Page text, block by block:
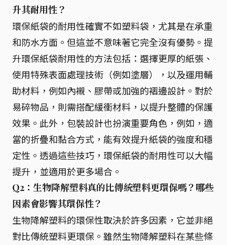
升其耐用性？
環保紙袋的耐用性確實不如塑料袋，尤其是在承重
和防水方面。但這並不意味著它完全沒有優勢。提
升環保紙袋耐用性的方法包括：選擇更厚的紙張、
使用特殊表面處理技術（例如塗層），以及運用輔
助材料，例如內襯、膠帶或加強的褶邊設計。對於
易碎物品，則需搭配緩衝材料，以提升整體的保護
效果。此外，包裝設計也扮演重要角色，例如，適
當的折疊和黏合方式，能有效提升紙袋的強度和穩
定性。透過這些技巧，環保紙袋的耐用性可以大幅
提升，並適用於更多場合。
Q2：生物降解塑料真的比傳統塑料更環保嗎？哪些
因素會影響其環保性？
生物降解塑料的環保性取決於許多因素，它並非絕
對比傳統塑料更環保。雖然生物降解塑料在某些條